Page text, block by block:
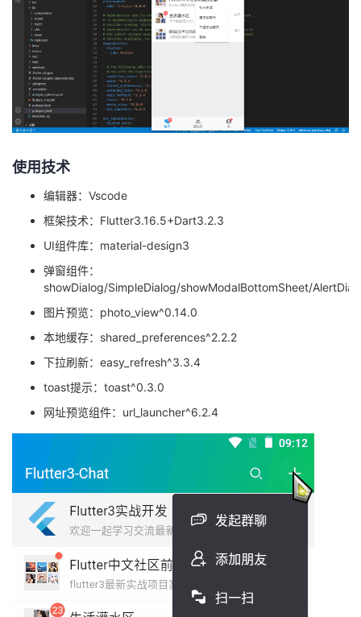
课
程
的
认
证
我
的
实
验
我
的
收
藏
术
支
持
云
声
建
议
使用技术
编辑器：Vscode
框架技术：Flutter3.16.5+Dart3.2.3
UI组件库：material-design3
弹窗组件：
showDialog/SimpleDialog/showModalBottomSheet/
图片预览：photo_view^0.14.0
本地缓存：shared_preferences^2.2.2
下拉刷新：easy_refresh^3.3.4
toast提示：toast^0.3.0
网址预览组件：url_launcher^6.2.4